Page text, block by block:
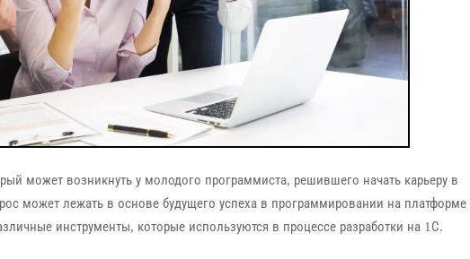
может возникнуть у молодого программиста, решившего начать карьеру в
может лежать в основе будущего успеха в программировании на платформе
инструменты, которые используются в процессе разработки на 1С.